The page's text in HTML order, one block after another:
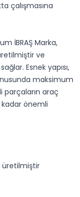
çalışmasına
İBRAŞ Marka,
ve
Esnek yapısı,
maksimum
parçaların araç
kadar önemli
üretilmiştir